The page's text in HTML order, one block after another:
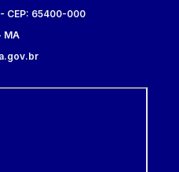
- CEP: 65400-000
MA